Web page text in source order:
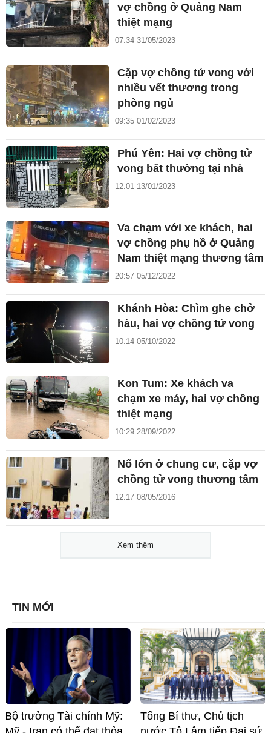
vợ chồng ở Quảng Nam
thiệt mạng
07:34 31/05/2023
Cặp vợ chồng tử vong với
nhiều vết thương trong
phòng ngủ
09:35 01/02/2023
Phú Yên: Hai vợ chồng tử
vong bất thường tại nhà
12:01 13/01/2023
Va chạm với xe khách, hai
vợ chồng phụ hồ ở Quảng
Nam thiệt mạng thương tâm
20:57 05/12/2022
Khánh Hòa: Chìm ghe chở
hàu, hai vợ chồng tử vong
10:14 05/10/2022
Kon Tum: Xe khách va
chạm xe máy, hai vợ chồng
thiệt mạng
10:29 28/09/2022
Nổ lớn ở chung cư, cặp vợ
chồng tử vong thương tâm
12:17 08/05/2016
Xem thêm
TIN MỚI
Bộ trưởng Tài chính Mỹ:
Tổng Bí thư, Chủ tịch